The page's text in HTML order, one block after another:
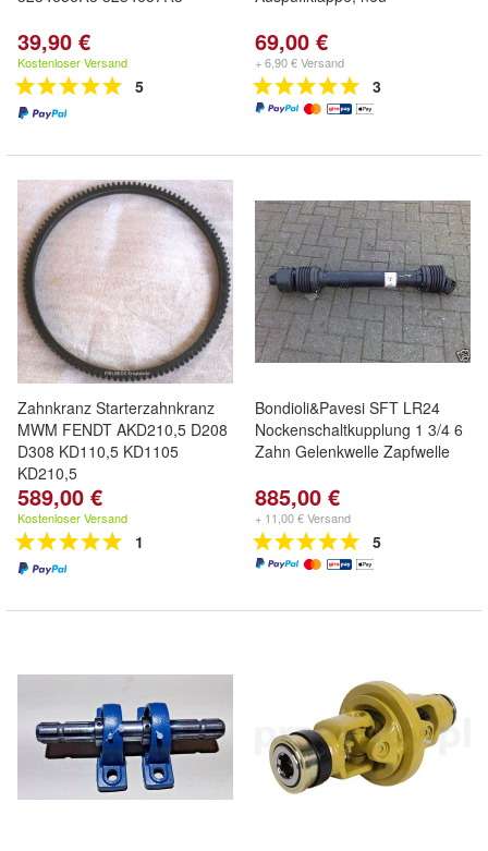
39,90 €
Kostenloser Versand
5
69,00 €
+ 6,90 € Versand
3
Zahnkranz Starterzahnkranz
MWM FENDT AKD210,5 D208
D308 KD110,5 KD1105
KD210,5
589,00 €
Kostenloser Versand
1
Bondioli&Pavesi SFT LR24
Nockenschaltkupplung 1 3/4 6
Zahn Gelenkwelle Zapfwelle
885,00 €
+ 11,00 € Versand
5